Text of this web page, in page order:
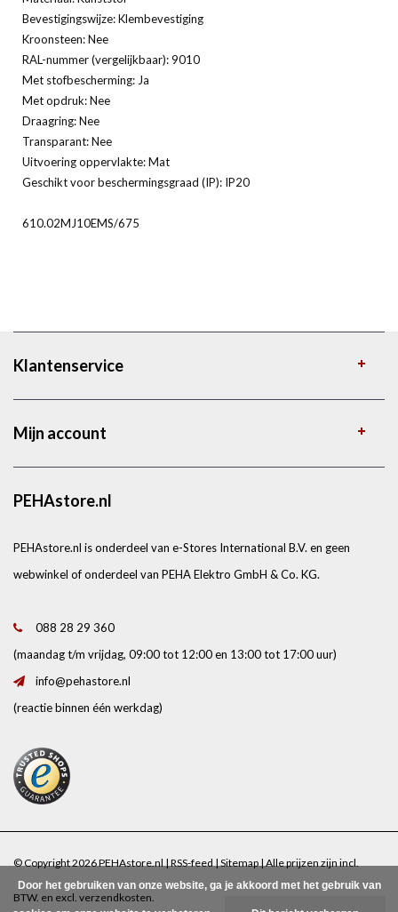
Bevestigingswijze: Klembevestiging
Kroonsteen: Nee
RAL-nummer (vergelijkbaar): 9010
Met stofbescherming: Ja
Met opdruk: Nee
Draagring: Nee
Transparant: Nee
Uitvoering oppervlakte: Mat
Geschikt voor beschermingsgraad (IP): IP20
610.02MJ10EMS/675
Klantenservice
Mijn account
PEHAstore.nl
PEHAstore.nl is onderdeel van e-Stores International B.V. en geen
webwinkel of onderdeel van PEHA Elektro GmbH & Co. KG.
088 28 29 360
(maandag t/m vrijdag, 09:00 tot 12:00 en 13:00 tot 17:00 uur)
info@pehastore.nl
(reactie binnen één werkdag)
© Copyright 2026 PEHAstore.nl | RSS-feed | Sitemap | Alle prijzen zijn incl.
BTW. en excl. verzendkosten
Door het gebruiken van onze website, ga je akkoord met het gebruik van